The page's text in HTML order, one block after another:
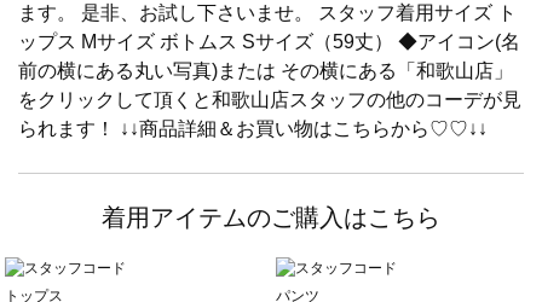
ます。 是非、お試し下さいませ。 スタッフ着用サイズ ト
ップス Mサイズ ボトムス Sサイズ（59丈） ◆アイコン(名
前の横にある丸い写真)または その横にある「和歌山店」
をクリックして頂くと和歌山店スタッフの他のコーデが見
られます！ ↓↓商品詳細＆お買い物はこちらから♡♡↓↓
着用アイテムのご購入はこちら
トップス
パンツ